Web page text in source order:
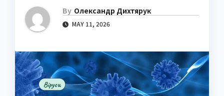
By Олександр Дихтярук
MAY 11, 2026